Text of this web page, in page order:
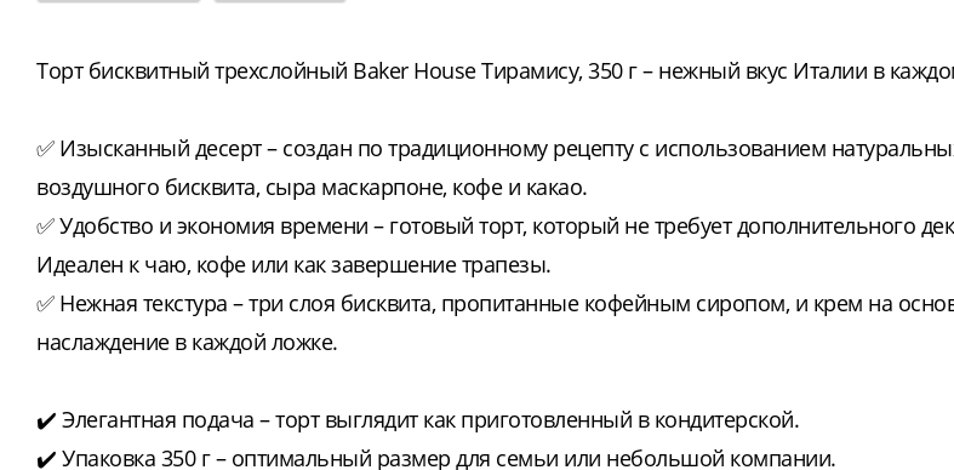
Торт бисквитный трехслойный Baker House Тирамису, 350 г – нежный вкус Италии в
✅ Изысканный десерт – создан по традиционному рецепту с использованием
воздушного бисквита, сыра маскарпоне, кофе и какао.
✅ Удобство и экономия времени – готовый торт, который не требует дополнительного
Идеален к чаю, кофе или как завершение трапезы.
✅ Нежная текстура – три слоя бисквита, пропитанные кофейным сиропом, и крем на
наслаждение в каждой ложке.
✔️ Элегантная подача – торт выглядит как приготовленный в кондитерской.
✔️ Упаковка 350 г – оптимальный размер для семьи или небольшой компании.